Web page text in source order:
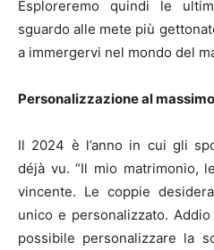
Esploreremo quindi le
sguardo alle mete più
a immergervi nel mondo del
Personalizzazione al
Il 2024 è l’anno in cui gli
déjà vu. “Il mio matrimonio,
vincente. Le coppie
unico e personalizzato.
possibile personalizzare la